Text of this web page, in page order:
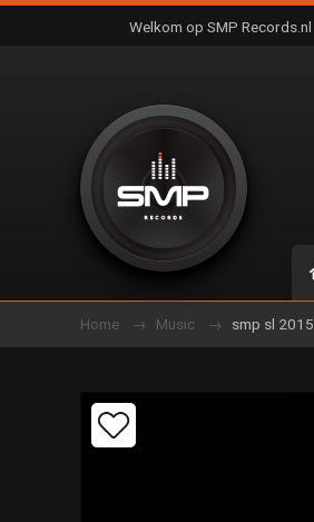
Welkom op SMP Records.nl
Home Music smp sl 2015